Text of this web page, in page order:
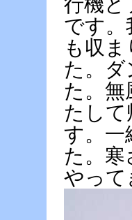
です。
も収
た。
た。無
たして
す。一
た。
やって